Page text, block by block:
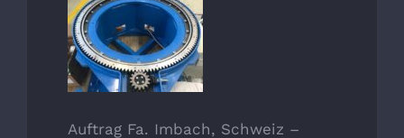
Auftrag Fa. Imbach, Schweiz –